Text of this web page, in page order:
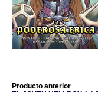
Producto anterior